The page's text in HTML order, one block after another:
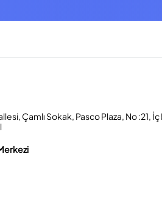
Çamlı Sokak, Pasco Plaza, No :21, İç